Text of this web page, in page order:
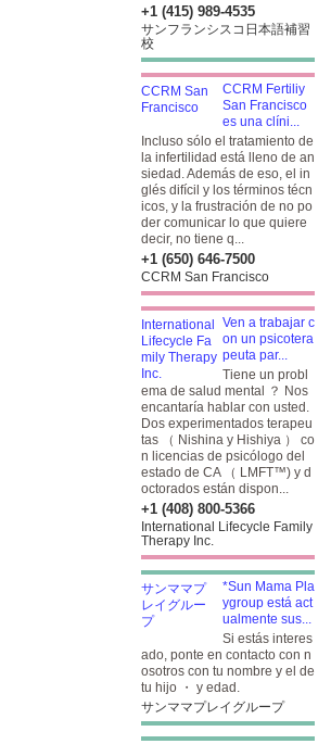
+1 (415) 989-4535
サンフランシスコ日本語補習
校
CCRM Fertiliy
San Francisco
es una clíni...
Incluso sólo el tratamiento de
la infertilidad está lleno de an
siedad. Además de eso, el in
glés difícil y los términos técn
icos, y la frustración de no po
der comunicar lo que quiere
decir, no tiene q...
+1 (650) 646-7500
CCRM San Francisco
Ven a trabajar c
on un psicotera
peuta par...
Tiene un probl
ema de salud mental ？ Nos
encantaría hablar con usted.
Dos experimentados terapeu
tas （ Nishina y Hishiya ） co
n licencias de psicólogo del
estado de CA （ LMFT™) y d
octorados están dispon...
+1 (408) 800-5366
International Lifecycle Family
Therapy Inc.
*Sun Mama Pla
ygroup está act
ualmente sus...
Si estás interes
ado, ponte en contacto con n
osotros con tu nombre y el de
tu hijo ・ y edad.
サンママプレイグループ